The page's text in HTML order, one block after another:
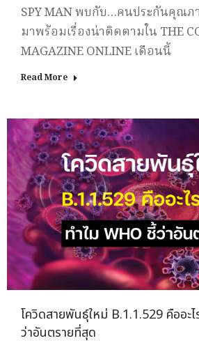
SPY MAN พบกับ…คนประกันคุณ
มาพร้อมเรื่องน่าติดตามใน THE
MAGAZINE ONLINE เดือนนี้
Read More
โควิดสายพันธุ์ใหม่ B.1.1.529 คืออะ
ว่าอันตรายที่สุด